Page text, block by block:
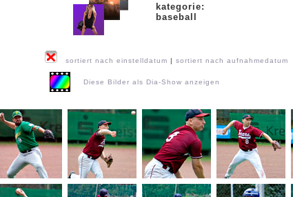
kategorie:
baseball
sortiert nach einstelldatum | sortiert nach aufnahmedatum
Diese Bilder als Dia-Show anzeigen